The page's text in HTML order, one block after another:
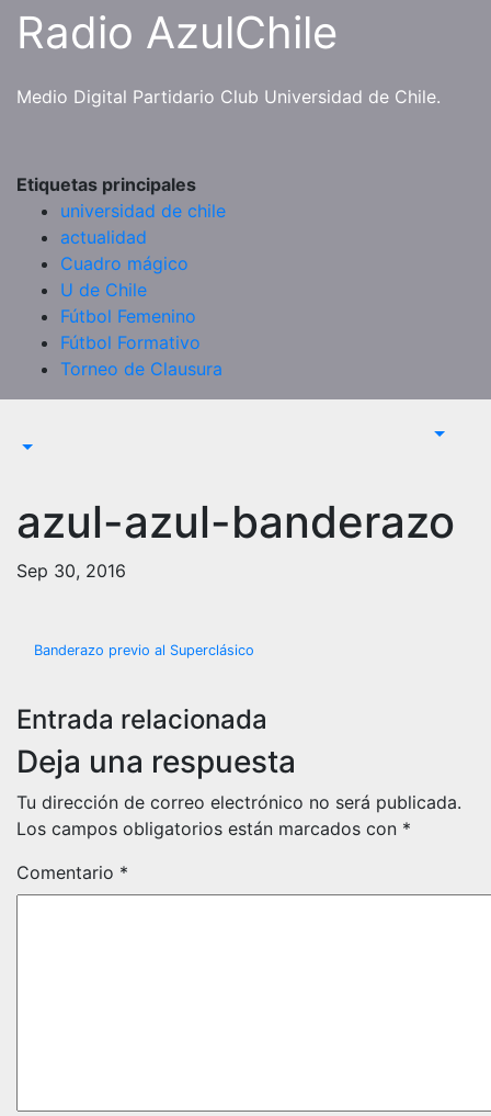
SaltarRadio AzulChile
Medio Digital Partidario Club Universidad de Chile.
Etiquetas principales
universidad de chile
actualidad
Cuadro mágico
U de Chile
Fútbol Femenino
Fútbol Formativo
Torneo de Clausura
azul-azul-banderazo
Sep 30, 2016
Navegación
de
entradas
Banderazo previo al Superclásico
Entrada relacionada
Deja una respuesta
Tu dirección de correo electrónico no será publicada.
Los campos obligatorios están marcados con *
Comentario *